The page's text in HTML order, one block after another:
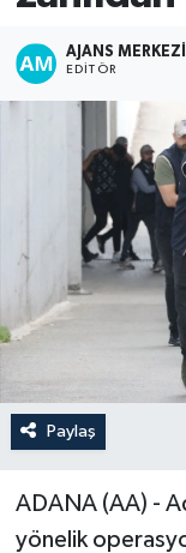
AJANS MERKEZI
EDITÖR
Paylaş
ADANA (AA) -
yönelik